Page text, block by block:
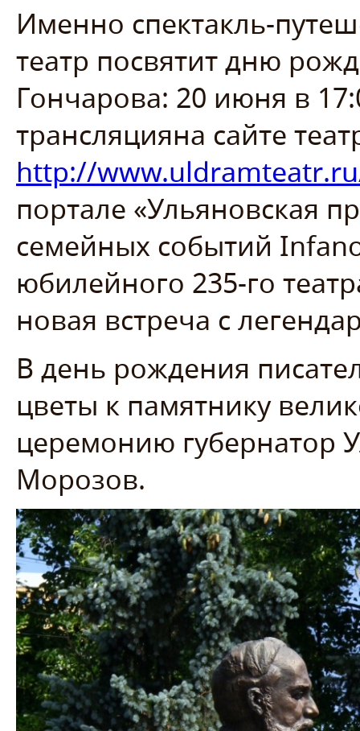
Именно спектакль-
театр посвятит дню
Гончарова: 20 июня в
трансляцияна сайте
http://
портале «Ульяновская
семейных событий
юбилейного 235-го
новая встреча с
В день рождения
цветы к памятнику
церемонию губернатор
Морозов.